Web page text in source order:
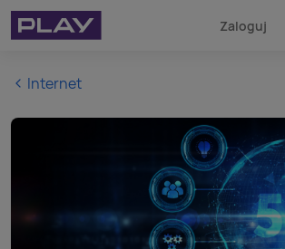
Zaloguj
Internet